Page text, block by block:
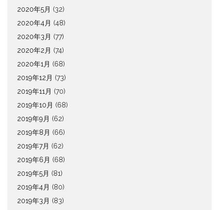
2020年5月 (32)
2020年4月 (48)
2020年3月 (77)
2020年2月 (74)
2020年1月 (68)
2019年12月 (73)
2019年11月 (70)
2019年10月 (68)
2019年9月 (62)
2019年8月 (66)
2019年7月 (62)
2019年6月 (68)
2019年5月 (81)
2019年4月 (80)
2019年3月 (83)